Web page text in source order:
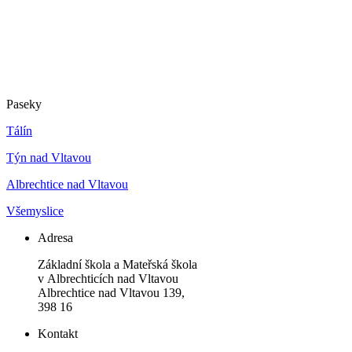
Paseky
Tálín
Týn nad Vltavou
Albrechtice nad Vltavou
Všemyslice
Adresa
Základní škola a Mateřská škola
v Albrechticích nad Vltavou
Albrechtice nad Vltavou 139,
398 16
Kontakt